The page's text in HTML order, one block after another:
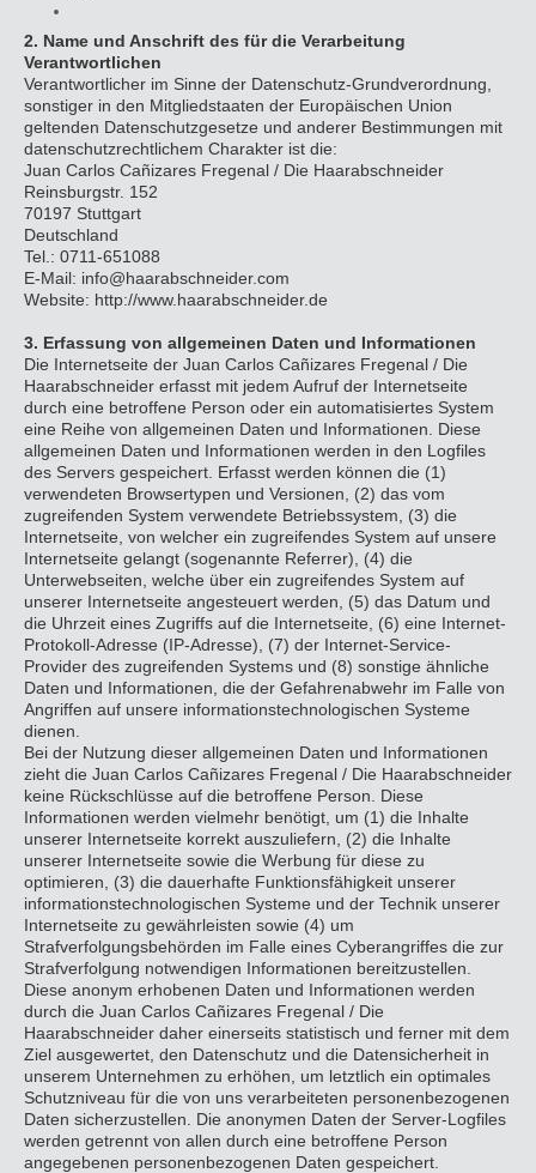
2. Name und Anschrift des für die Verarbeitung
Verantwortlichen
Verantwortlicher im Sinne der Datenschutz-Grundverordnung,
sonstiger in den Mitgliedstaaten der Europäischen Union
geltenden Datenschutzgesetze und anderer Bestimmungen mit
datenschutzrechtlichem Charakter ist die:
Juan Carlos Cañizares Fregenal / Die Haarabschneider
Reinsburgstr. 152
70197 Stuttgart
Deutschland
Tel.: 0711-651088
E-Mail: info@haarabschneider.com
Website: http://www.haarabschneider.de
3. Erfassung von allgemeinen Daten und Informationen
Die Internetseite der Juan Carlos Cañizares Fregenal / Die
Haarabschneider erfasst mit jedem Aufruf der Internetseite
durch eine betroffene Person oder ein automatisiertes System
eine Reihe von allgemeinen Daten und Informationen. Diese
allgemeinen Daten und Informationen werden in den Logfiles
des Servers gespeichert. Erfasst werden können die (1)
verwendeten Browsertypen und Versionen, (2) das vom
zugreifenden System verwendete Betriebssystem, (3) die
Internetseite, von welcher ein zugreifendes System auf unsere
Internetseite gelangt (sogenannte Referrer), (4) die
Unterwebseiten, welche über ein zugreifendes System auf
unserer Internetseite angesteuert werden, (5) das Datum und
die Uhrzeit eines Zugriffs auf die Internetseite, (6) eine Internet-
Protokoll-Adresse (IP-Adresse), (7) der Internet-Service-
Provider des zugreifenden Systems und (8) sonstige ähnliche
Daten und Informationen, die der Gefahrenabwehr im Falle von
Angriffen auf unsere informationstechnologischen Systeme
dienen.
Bei der Nutzung dieser allgemeinen Daten und Informationen
zieht die Juan Carlos Cañizares Fregenal / Die Haarabschneider
keine Rückschlüsse auf die betroffene Person. Diese
Informationen werden vielmehr benötigt, um (1) die Inhalte
unserer Internetseite korrekt auszuliefern, (2) die Inhalte
unserer Internetseite sowie die Werbung für diese zu
optimieren, (3) die dauerhafte Funktionsfähigkeit unserer
informationstechnologischen Systeme und der Technik unserer
Internetseite zu gewährleisten sowie (4) um
Strafverfolgungsbehörden im Falle eines Cyberangriffes die zur
Strafverfolgung notwendigen Informationen bereitzustellen.
Diese anonym erhobenen Daten und Informationen werden
durch die Juan Carlos Cañizares Fregenal / Die
Haarabschneider daher einerseits statistisch und ferner mit dem
Ziel ausgewertet, den Datenschutz und die Datensicherheit in
unserem Unternehmen zu erhöhen, um letztlich ein optimales
Schutzniveau für die von uns verarbeiteten personenbezogenen
Daten sicherzustellen. Die anonymen Daten der Server-Logfiles
werden getrennt von allen durch eine betroffene Person
angegebenen personenbezogenen Daten gespeichert.